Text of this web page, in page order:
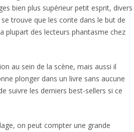
bien plus supérieur petit esprit, divers
trouve que les conte dans le but de
plupart des lecteurs phantasme chez
au sein de la scène, mais aussi il
plonger dans un livre sans aucune
suivre les derniers best-sellers si ce
on peut compter une grande